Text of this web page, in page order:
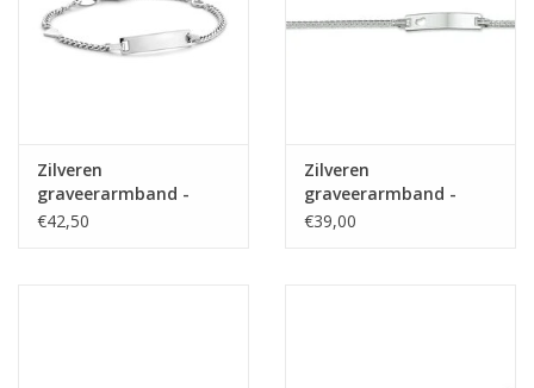
Zilveren
graveerarmband -
Gerhodineerd -
€42,50
Zilveren
graveerarmband -
Gerhodineerd -
€39,00